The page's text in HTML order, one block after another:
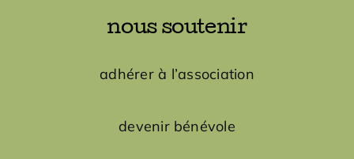
nous soutenir
adhérer à l’association
devenir bénévole